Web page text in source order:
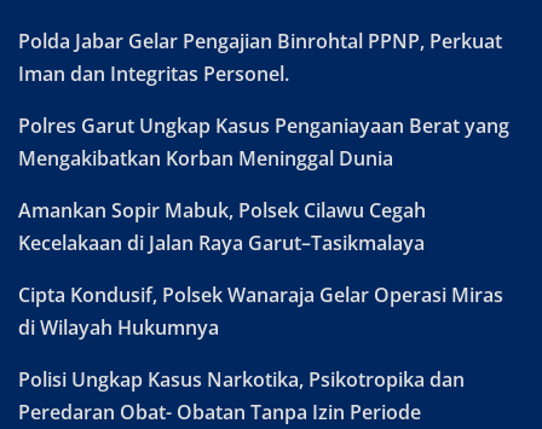
Polda Jabar Gelar Pengajian Binrohtal PPNP, Perkuat
Iman dan Integritas Personel.
Polres Garut Ungkap Kasus Penganiayaan Berat yang
Mengakibatkan Korban Meninggal Dunia
Amankan Sopir Mabuk, Polsek Cilawu Cegah
Kecelakaan di Jalan Raya Garut–Tasikmalaya
Cipta Kondusif, Polsek Wanaraja Gelar Operasi Miras
di Wilayah Hukumnya
Polisi Ungkap Kasus Narkotika, Psikotropika dan
Peredaran Obat- Obatan Tanpa Izin Periode